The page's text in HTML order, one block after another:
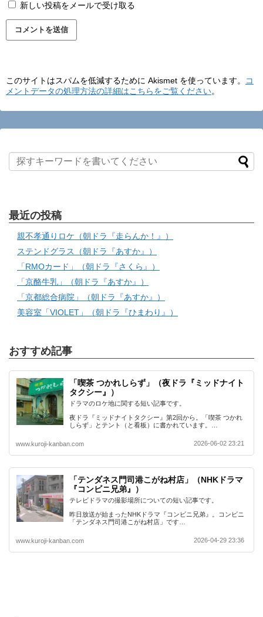
新しい投稿をメールで受け取る
このサイトはスパムを低減するために Akismet を使っています。
コ
メントデータの処理方法の詳細はこちらをご覧ください。
最近の投稿
親不孝通りロケ（朝ドラ『走らんか！』）
ステンドグラス（朝ドラ『あすか』）
「RMOカード」（朝ドラ『さくら』）
「京酪牛乳」（朝ドラ『あすか』）
「京都総合病院」（朝ドラ『あすか』）
美容室「VIOLET」（朝ドラ『ひまわり』）
おすすめ記事
「喫茶 つかれしらず」（夜ドラ『ミッドナイト
タクシー』）
ドラマのロケ地に関する短い記事です。
夜ドラ『ミッドナイトタクシー』第2回から。「喫茶 つかれ
しらず」とテント（と看板）に書かれています。…
www.kuroji-kanban.com 2026-06-02 23:21
「テンダネス門司港こがね村店」（NHKドラマ
『コンビニ兄弟』）
テレビドラマの撮影場所についての短い記事です。
昨日放送が始まったNHKドラマ『コンビニ兄弟』。コンビニ
「テンダネス門司港こがね村店」です…
www.kuroji-kanban.com 2026-04-29 23:36